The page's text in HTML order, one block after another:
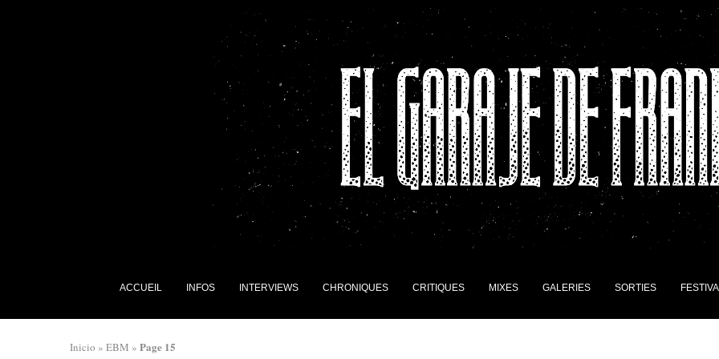
ACCUEIL INFOS INTERVIEWS CHRONIQUES CRITIQUES MIXES GALERIES SORTIES
Inicio » EBM » Page 15